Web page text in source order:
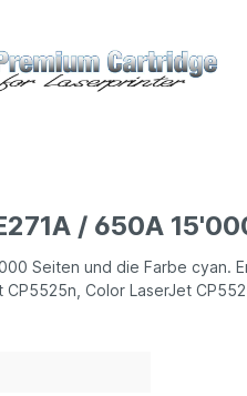
/ 650A
Seiten und die Farbe
Color LaserJet